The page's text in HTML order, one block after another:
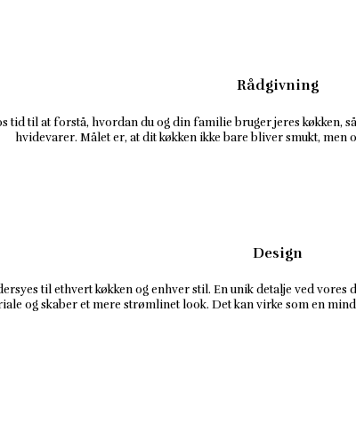
Rådgivning
tid til at forstå, hvordan du og din familie bruger jeres
hvidevarer. Målet er, at dit køkken ikke bare bliver smukt, men
Design
til ethvert køkken og enhver stil. En unik detalje ved
og skaber et mere strømlinet look. Det kan virke som en